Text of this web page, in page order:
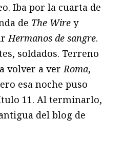
Iba por la cuarta de
de The Wire y
Hermanos de sangre.
soldados. Terreno
volver a verRoma,
esa noche puso
11. Al terminarlo,
del blog de